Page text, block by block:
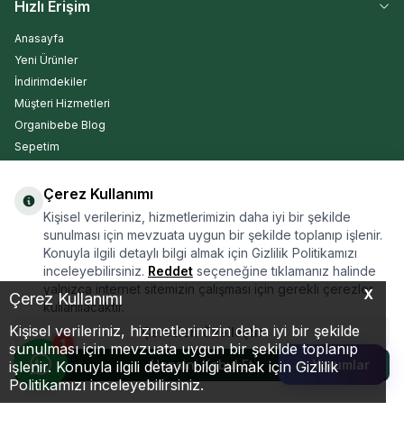
1
X
Çerez Kullanımı
Kişisel verileriniz, hizmetlerimizin daha iyi bir şekilde
sunulması için mevzuata uygun bir şekilde toplanıp
işlenir. Konuyla ilgili detaylı bilgi almak için Gizlilik
Politikamızı inceleyebilirsiniz.
220,00TL 165,00TL Sepete Ekle
Hızlı Erişim
Anasayfa
Yeni Ürünler
İndirimdekiler
Müşteri Hizmetleri
Organibebe Blog
Sepetim
Kargo Takip
ARA
Çerez Kullanımı
Kişisel verileriniz, hizmetlerimizin daha iyi bir şekilde
sunulması için mevzuata uygun bir şekilde toplanıp işlenir.
Konuyla ilgili detaylı bilgi almak için Gizlilik Politikamızı
inceleyebilirsiniz. Reddet seçeneğine tıklamanız halinde
yalnızca internet sitemizin çalışması için gerekli çerezler
kullanılacaktır.
Çerezleri Özelleştir
Hepsini Kabul Et ☆ Yorumlar